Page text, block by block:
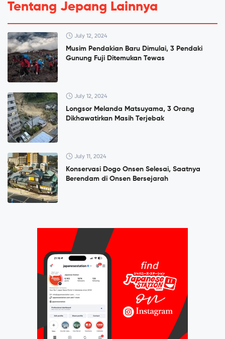
Tentang Jepang Lainnya
July 12, 2024
Musim Pendakian Baru Dimulai, 3 Pendaki
Gunung Fuji Ditemukan Tewas
July 12, 2024
Longsor Melanda Matsuyama, 3 Orang
Dikhawatirkan Masih Terjebak
July 11, 2024
Konservasi Dogo Onsen Selesai, Saatnya
Berendam di Onsen Bersejarah